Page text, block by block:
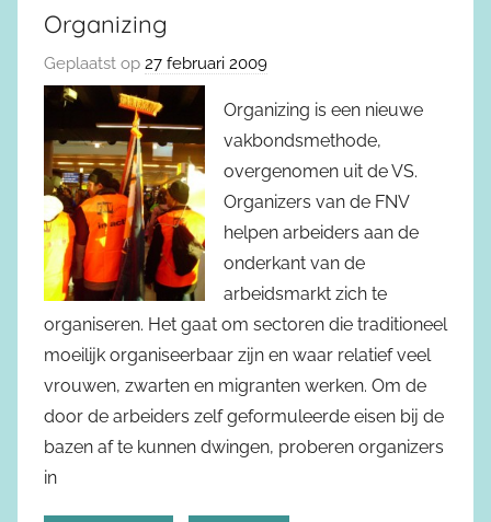
Organizing
Geplaatst op 27 februari 2009
Organizing is een nieuwe
vakbondsmethode,
overgenomen uit de VS.
Organizers van de FNV
helpen arbeiders aan de
onderkant van de
arbeidsmarkt zich te
organiseren. Het gaat om sectoren die traditioneel
moeilijk organiseerbaar zijn en waar relatief veel
vrouwen, zwarten en migranten werken. Om de
door de arbeiders zelf geformuleerde eisen bij de
bazen af te kunnen dwingen, proberen organizers
in